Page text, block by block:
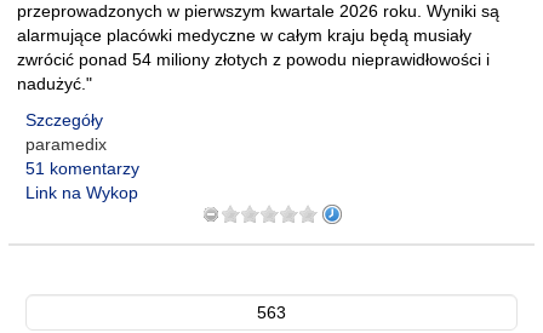
przeprowadzonych w pierwszym kwartale 2026 roku. Wyniki są
alarmujące placówki medyczne w całym kraju będą musiały
zwrócić ponad 54 miliony złotych z powodu nieprawidłowości i
nadużyć."
Szczegóły
paramedix
51 komentarzy
Link na Wykop
563